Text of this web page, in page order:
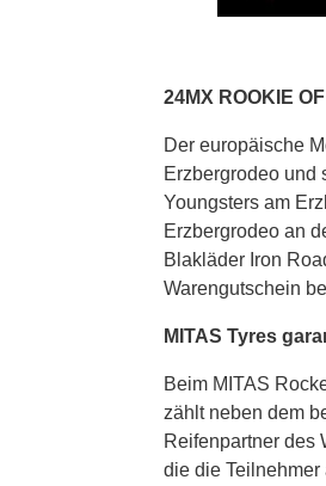
24MX ROOKIE
Der europäische
Erzbergrodeo und
Youngsters am
Erzbergrodeo an
Blakläder Iron
Warengutschein
MITAS Tyres
Beim MITAS
zählt neben dem
Reifenpartner des
die die